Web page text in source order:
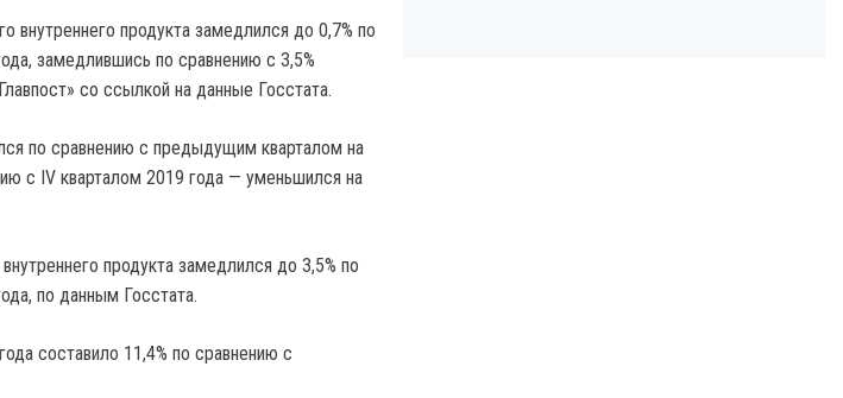
внутреннего продукта замедлился до 0,7% по
замедлившись по сравнению с 3,5%
со ссылкой на данные Госстата.
по сравнению с предыдущим кварталом на
с IV кварталом 2019 года — уменьшился на
продукта замедлился до 3,5% по
по данным Госстата.
составило 11,4% по сравнению с